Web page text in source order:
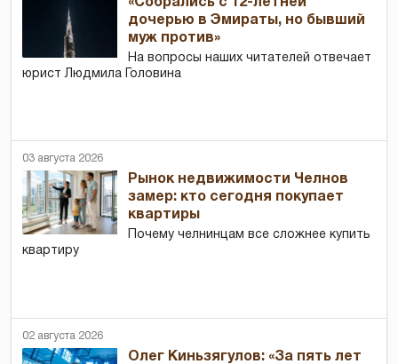
«Собрались с 12-летней
дочерью в Эмираты, но бывший
муж против»
На вопросы наших читателей отвечает
юрист Людмила Головина
03 августа 2026
Рынок недвижимости Челнов
замер: кто сегодня покупает
квартиры
Почему челнинцам все сложнее купить
квартиру
02 августа 2026
Олег Киньзягулов: «За пять лет